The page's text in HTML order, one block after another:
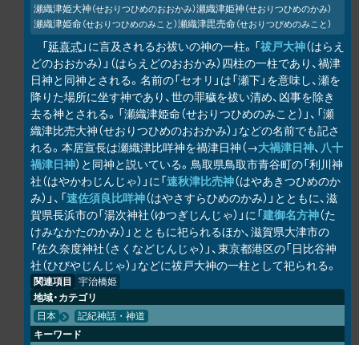
瀬織津姫大神（せおりつひめのおおかみ）瀬織津姫神（せおりつひめのかみ）
瀬織津姫命（せおりつひめのみこと）瀬織津毘売命（せおりつびめのみこと）
「延喜式」に言及されるお祓いの神の一柱。「祓戸大神（はらえ
どのおおかみ）」（はらえどのおおかみ）四柱の一柱であり、禍津
日神と同神とされる。名前の「セオリ」は「瀬下」を意味し、瀬を
降りた場所に坐す神であり、世の罪穢を祓い清め、凶事を除き
去る神とされる。「瀬織津姫命（せおりつひめのみこと）」、「瀬
織津比売大神（せおりつひめのおおかみ）」などの名前でも記さ
れる。本居宣長は瀬織津比咩神を禍津日神（→大禍津日神、 八十
禍津日神）と同神と説いている。鳥取県鳥取市青谷町の「利川神
社（はやかわじんじゃ）」に「速秋津比売神（はやあきつひめのか
み）」、「速佐須良比咩神（はやさすらひめのかみ）」とともに、滋
賀県長浜市の「湯次神社（ゆつぎじんじゃ）」に「建御名方神（た
けみなかたのかみ）」とともに祀られるほか、滋賀県大津市の
「佐久奈度神社（さくなどじんじゃ）」、東京都港区の「日比谷神
社（ひびやじんじゃ）」などに祓戸大神の一柱として祀られる。
関連項目 宇治橋姫
地域・カテゴリ
日本 記紀神話・神道
キーワード